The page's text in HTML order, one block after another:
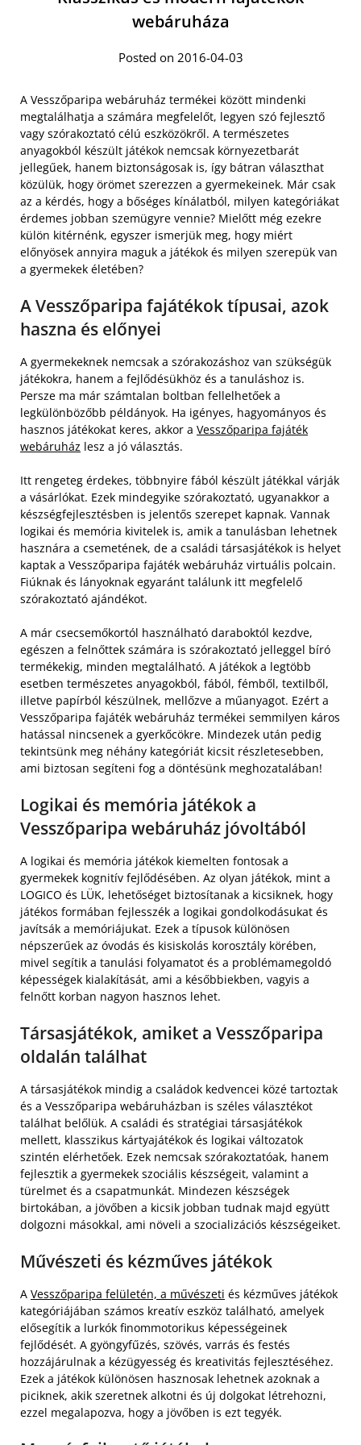
webáruháza
Posted on 2016-04-03
A Vesszőparipa webáruház termékei között mindenki
megtalálhatja a számára megfelelőt, legyen szó fejlesztő
vagy szórakoztató célú eszközökről. A természetes
anyagokból készült játékok nemcsak környezetbarát
jellegűek, hanem biztonságosak is, így bátran választhat
közülük, hogy örömet szerezzen a gyermekeinek. Már csak
az a kérdés, hogy a bőséges kínálatból, milyen kategóriákat
érdemes jobban szemügyre vennie? Mielőtt még ezekre
külön kitérnénk, egyszer ismerjük meg, hogy miért
előnyösek annyira maguk a játékok és milyen szerepük van
a gyermekek életében?
A Vesszőparipa fajátékok típusai, azok
haszna és előnyei
A gyermekeknek nemcsak a szórakozáshoz van szükségük
játékokra, hanem a fejlődésükhöz és a tanuláshoz is.
Persze ma már számtalan boltban fellelhetőek a
legkülönbözőbb példányok. Ha igényes, hagyományos és
hasznos játékokat keres, akkor a Vesszőparipa fajáték
webáruház lesz a jó választás.
Itt rengeteg érdekes, többnyire fából készült játékkal várják
a vásárlókat. Ezek mindegyike szórakoztató, ugyanakkor a
készségfejlesztésben is jelentős szerepet kapnak. Vannak
logikai és memória kivitelek is, amik a tanulásban lehetnek
hasznára a csemetének, de a családi társasjátékok is helyet
kaptak a Vesszőparipa fajáték webáruház virtuális polcain.
Fiúknak és lányoknak egyaránt találunk itt megfelelő
szórakoztató ajándékot.
A már csecsemőkortól használható daraboktól kezdve,
egészen a felnőttek számára is szórakoztató jelleggel bíró
termékekig, minden megtalálható. A játékok a legtöbb
esetben természetes anyagokból, fából, fémből, textilből,
illetve papírból készülnek, mellőzve a műanyagot. Ezért a
Vesszőparipa fajáték webáruház termékei semmilyen káros
hatással nincsenek a gyerkőcökre. Mindezek után pedig
tekintsünk meg néhány kategóriát kicsit részletesebben,
ami biztosan segíteni fog a döntésünk meghozatalában!
Logikai és memória játékok a
Vesszőparipa webáruház jóvoltából
A logikai és memória játékok kiemelten fontosak a
gyermekek kognitív fejlődésében. Az olyan játékok, mint a
LOGICO és LÜK, lehetőséget biztosítanak a kicsiknek, hogy
játékos formában fejlesszék a logikai gondolkodásukat és
javítsák a memóriájukat. Ezek a típusok különösen
népszerűek az óvodás és kisiskolás korosztály körében,
mivel segítik a tanulási folyamatot és a problémamegoldó
képességek kialakítását, ami a későbbiekben, vagyis a
felnőtt korban nagyon hasznos lehet.
Társasjátékok, amiket a Vesszőparipa
oldalán találhat
A társasjátékok mindig a családok kedvencei közé tartoztak
és a Vesszőparipa webáruházban is széles választékot
találhat belőlük. A családi és stratégiai társasjátékok
mellett, klasszikus kártyajátékok és logikai változatok
szintén elérhetőek. Ezek nemcsak szórakoztatóak, hanem
fejlesztik a gyermekek szociális készségeit, valamint a
türelmet és a csapatmunkát. Mindezen készségek
birtokában, a jövőben a kicsik jobban tudnak majd együtt
dolgozni másokkal, ami növeli a szocializációs készségeiket.
Művészeti és kézműves játékok
A Vesszőparipa felületén, a művészeti és kézműves játékok
kategóriájában számos kreatív eszköz található, amelyek
elősegítik a lurkók finommotorikus képességeinek
fejlődését. A gyöngyfűzés, szövés, varrás és festés
hozzájárulnak a kézügyesség és kreativitás fejlesztéséhez.
Ezek a játékok különösen hasznosak lehetnek azoknak a
piciknek, akik szeretnek alkotni és új dolgokat létrehozni,
ezzel megalapozva, hogy a jövőben is ezt tegyék.